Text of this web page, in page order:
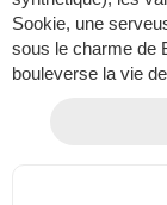
Sookie, une
sous le charme de
bouleverse la vie